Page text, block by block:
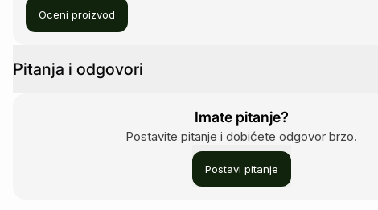
Oceni proizvod
Pitanja i odgovori
Imate pitanje?
Postavite pitanje i dobićete odgovor brzo.
Postavi pitanje